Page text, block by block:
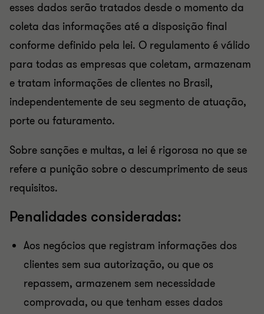
esses dados serão tratados desde o momento da
coleta das informações até a disposição final
conforme definido pela lei. O regulamento é válido
para todas as empresas que coletam, armazenam
e tratam informações de clientes no Brasil,
independentemente de seu segmento de atuação,
porte ou faturamento.
Sobre sanções e multas, a lei é rigorosa no que se
refere a punição sobre o descumprimento de seus
requisitos.
Penalidades consideradas:
Aos negócios que registram informações dos
clientes sem sua autorização, ou que os
repassem, armazenem sem necessidade
comprovada, ou que tenham esses dados